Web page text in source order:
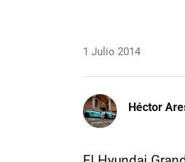
1 Julio 2014
Héctor